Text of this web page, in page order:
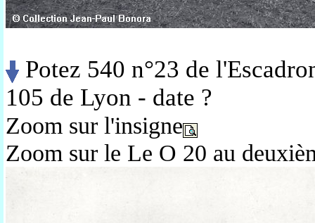
Potez 540 n°23 de
105 de Lyon - date ?
Zoom sur l'insigne
Zoom sur le Le O 20 au